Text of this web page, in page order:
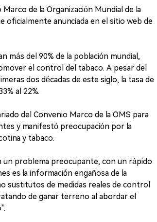
de la Organización Mundial de la
oficialmente anunciada en el sitio web de
más del 90% de la población mundial,
el control del tabaco. A pesar del
dos décadas de este siglo, la tasa de
al 22%.
del Convenio Marco de la OMS para
y manifestó preocupación por la
y tabaco.
un problema preocupante, con un rápido
es la información engañosa de la
sustitutos de medidas reales de control
de ganar terreno al abordar el